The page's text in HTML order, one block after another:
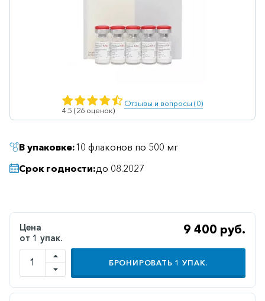
Гематологические
Гепатопротекторы
Гинекология
Желудочно-
кишечные
Иммунодепрессанты
Иммуностимуляторы
4.5 (26 оценок)
Отзывы и вопросы (0)
В упаковке:10 флаконов по 500 мг
Срок годности:до 08.2027
Цена
от 1 упак.
9 400 руб.
БРОНИРОВАТЬ 1 УПАК.